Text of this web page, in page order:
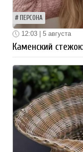
ПЕРСОНА
12:03 | 5 августа
Каменский